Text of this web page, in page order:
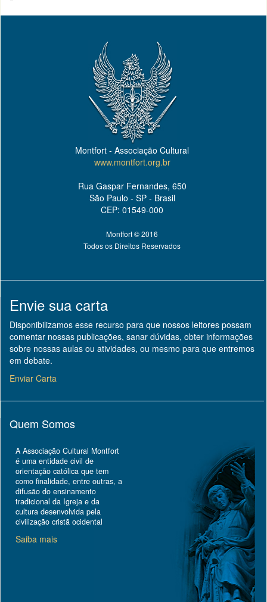
Montfort - Associação Cultural
www.montfort.org.br
Rua Gaspar Fernandes, 650
São Paulo - SP - Brasil
CEP: 01549-000
Montfort © 2016
Todos os Direitos Reservados
Envie sua carta
Disponibilizamos esse recurso para que nossos leitores possam
comentar nossas publicações, sanar dúvidas, obter informações
sobre nossas aulas ou atividades, ou mesmo para que entremos
em debate.
Enviar Carta
Quem Somos
A Associação Cultural Montfort
é uma entidade civil de
orientação católica que tem
como finalidade, entre outras, a
difusão do ensinamento
tradicional da Igreja e da
cultura desenvolvida pela
civilização cristã ocidental
Saiba mais